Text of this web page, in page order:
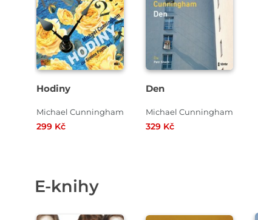
Hodiny
Michael Cunningham
299 Kč
Přehrát
ukázku
Den
Michael Cunningham
329 Kč
E-knihy